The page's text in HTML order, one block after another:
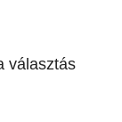
választás